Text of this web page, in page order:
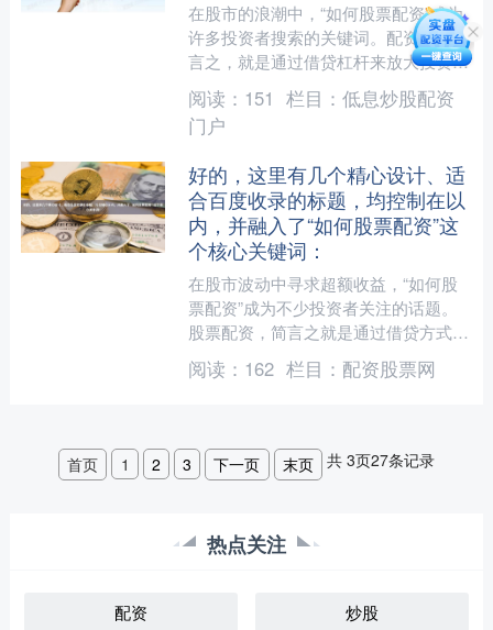
在股市的浪潮中，“如何股票配资”成为
许多投资者搜索的关键词。配资，简而
言之，就是通过借贷杠杆来放大投资本
金，以期获取更高收益。它如同一把双
刃剑，既能撬动财富的杠....
阅读： 151 栏目： 低息炒股配资
门户
好的，这里有几个精心设计、适
合百度收录的标题，均控制在以
内，并融入了“如何股票配资”这
个核心关键词：
在股市波动中寻求超额收益，“如何股
票配资”成为不少投资者关注的话题。
股票配资，简言之就是通过借贷方式放
大投资本金，以期获得更大收益。这种
金融工具如同一把双刃剑，....
阅读： 162 栏目： 配资股票网
首页 1 2 3 下一页 末页 共 3页27条记录
热点关注
配资 炒股